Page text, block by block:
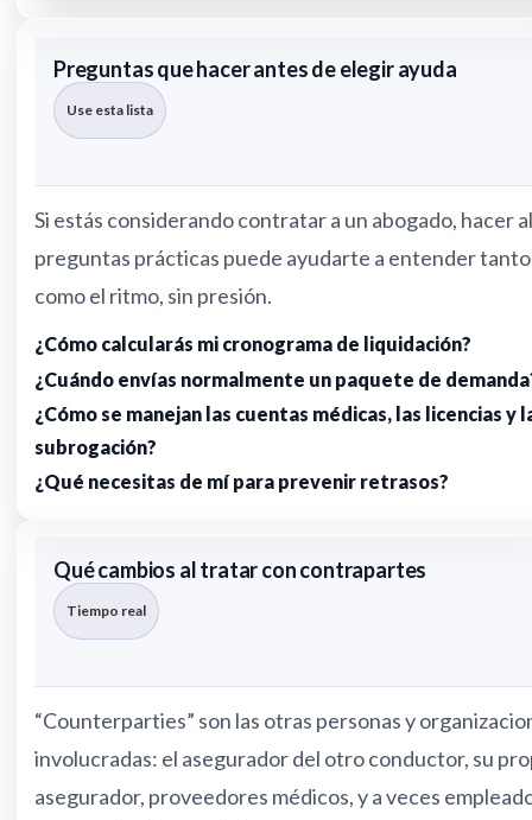
Preguntas que hacer antes de elegir ayuda
Use esta lista
Si estás considerando contratar a un abogado, hacer
preguntas prácticas puede ayudarte a entender
como el ritmo, sin presión.
¿Cómo calcularás mi cronograma de liquidación?
¿Cuándo envías normalmente un paquete de
¿Cómo se manejan las cuentas médicas, las licencias y
subrogación?
¿Qué necesitas de mí para prevenir retrasos?
Qué cambios al tratar con contrapartes
Tiempo real
“Counterparties” son las otras personas y
involucradas: el asegurador del otro conductor, su
asegurador, proveedores médicos, y a veces